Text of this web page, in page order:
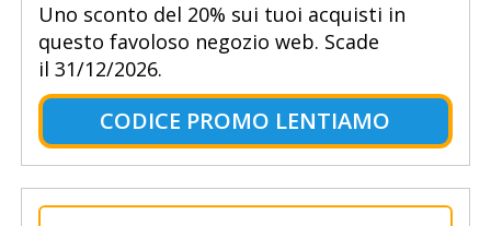
Uno sconto del 20% sui tuoi acquisti in
questo favoloso negozio web. Scade
il 31/12/2026.
CODICE PROMO LENTIAMO